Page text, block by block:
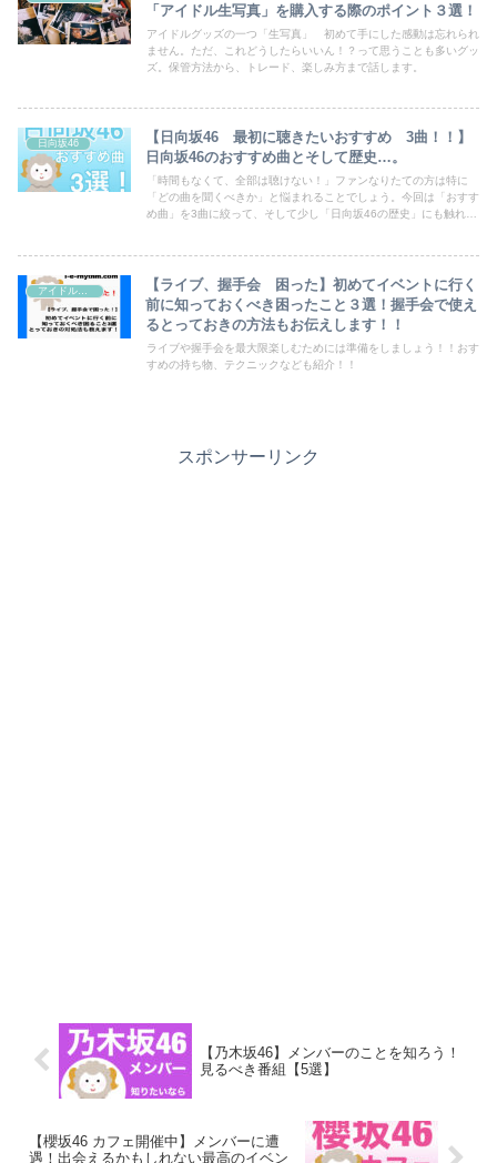
「アイドル生写真」を購入する際のポイント３選！
アイドルグッズの一つ「生写真」 初めて手にした感動は忘れられ
ません。ただ、これどうしたらいいん！？って思うことも多いグッ
ズ。保管方法から、トレード、楽しみ方まで話します。
日向坂46
【日向坂46 最初に聴きたいおすすめ 3曲！！】
日向坂46のおすすめ曲とそして歴史…。
「時間もなくて、全部は聴けない！」ファンなりたての方は特に
「どの曲を聞くべきか」と悩まれることでしょう。今回は「おすす
め曲」を3曲に絞って、そして少し「日向坂46の歴史」にも触れな
【ライブ、握手会 困った】初めてイベントに行く
前に知っておくべき困ったこと３選！握手会で使え
るとっておきの方法もお伝えします！！
ライブや握手会を最大限楽しむためには準備をしましょう！！おす
すめの持ち物、テクニックなども紹介！！
スポンサーリンク
【乃木坂46】メンバーのことを知ろう！
見るべき番組【5選】
【櫻坂46 カフェ開催中】メンバーに遭
遇！出会えるかもしれない最高のイベン